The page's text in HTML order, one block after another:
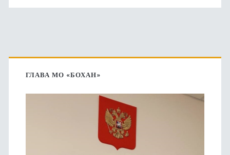
Основная
боковая
ГЛАВА МО «БОХАН»